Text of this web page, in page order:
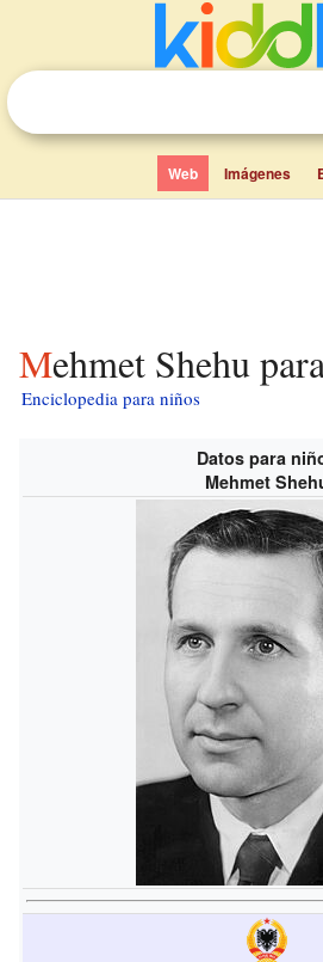
Web Imágenes
Mehmet Shehu
Enciclopedia para niños
Datos para
Mehmet